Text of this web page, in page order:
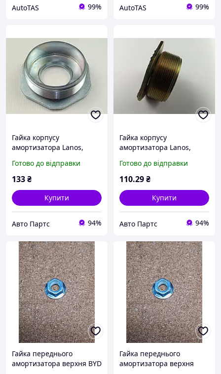
AutoTAS 99% AutoTAS 99%
Гайка корпусу
амортизатора Lanos,
Готово до відправки
133₴
Купити
Авто Партс 94%
Гайка корпусу
амортизатора Lanos,
(TF69Y0-2905610)
Готово до відправки
110.29₴
Купити
Авто Партс 94%
Гайка переднього
амортизатора верхня BYD
Гайка переднього
амортизатора верхня